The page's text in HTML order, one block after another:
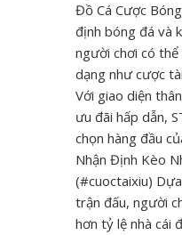
Đồ Cá Cược
định bóng đá và
người chơi có
dạng như cược
Với giao diện
ưu đãi hấp dẫn,
chọn hàng đầu
Nhận Định Kèo
(#cuoctaixiu)
trận đấu, người
hơn tỷ lệ nhà cái